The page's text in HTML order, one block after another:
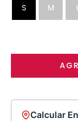
S M
Calcular